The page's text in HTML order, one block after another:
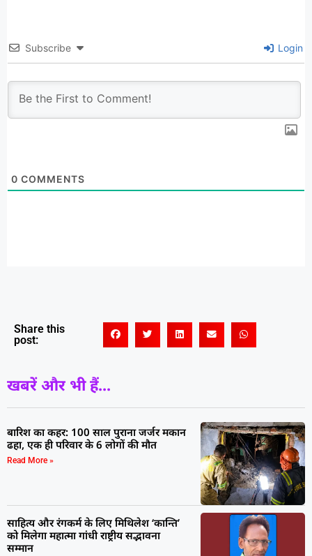
Subscribe Login
0 COMMENTS
Share this
post:
खबरें और भी हैं...
बारिश का कहर: 100 साल पुराना जर्जर मकान
ढहा, एक ही परिवार के 6 लोगों की मौत
Read More »
साहित्य और रंगकर्म के लिए मिथिलेश ‘कान्ति’
को मिलेगा महात्मा गांधी राष्ट्रीय सद्भावना
सम्मान